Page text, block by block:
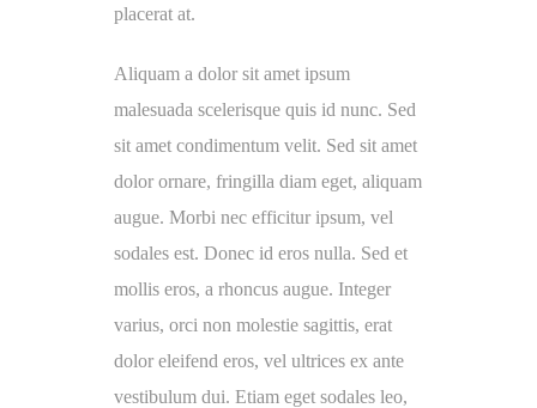
placerat at.
Aliquam a dolor sit amet ipsum
malesuada scelerisque quis id nunc. Sed
sit amet condimentum velit. Sed sit amet
dolor ornare, fringilla diam eget, aliquam
augue. Morbi nec efficitur ipsum, vel
sodales est. Donec id eros nulla. Sed et
mollis eros, a rhoncus augue. Integer
varius, orci non molestie sagittis, erat
dolor eleifend eros, vel ultrices ex ante
vestibulum dui. Etiam eget sodales leo,